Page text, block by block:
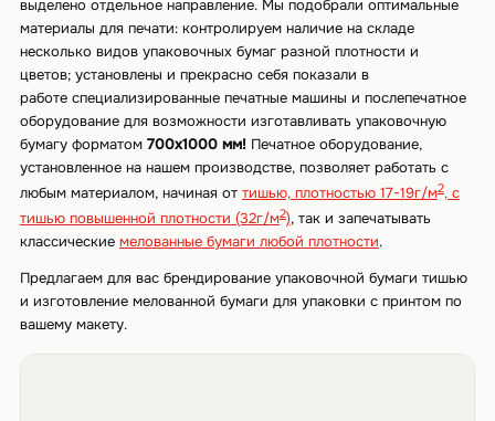
выделено отдельное направление. Мы подобрали оптимальные
материалы для печати: контролируем наличие на складе
несколько видов упаковочных бумаг разной плотности и
цветов; установлены и прекрасно себя показали в
работе специализированные печатные машины и послепечатное
оборудование для возможности изготавливать упаковочную
бумагу форматом 700х1000 мм!Печатное оборудование,
установленное на нашем производстве, позволяет работать с
любым материалом, начиная от тишью, плотностью 17-19г/м2, с
тишью повышенной плотности (32г/м2), так и запечатывать
классические мелованные бумаги любой плотности.
Предлагаем для вас брендирование упаковочной бумаги тишью
и изготовление мелованной бумаги для упаковки с принтом по
вашему макету.